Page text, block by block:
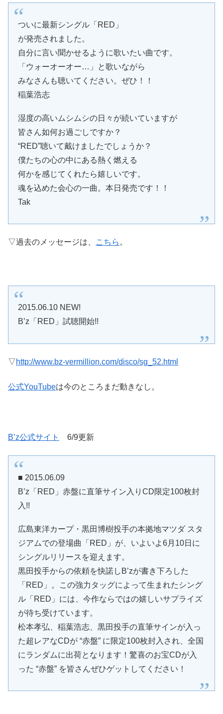
ついに最新シングル「RED」
が発売されました。
自分に言い聞かせるように歌いたい曲です。
「ウォーオーオー…」と歌いながら
みなさんも聴いてください。ぜひ！！
稲葉浩志
湿度の高いムシムシの日々が続いていますが
皆さん如何お過ごしですか？
“RED”聴いて戴けましたでしょうか？
僕たちの心の中にある熱く燃える
何かを感じてくれたら嬉しいです。
魂を込めた会心の一曲。本日発売です！！
Tak
▽過去のメッセージは、 こちら 。
2015.06.10 NEW!
B’z「RED」試聴開始!!
▽http://www.bz-vermillion.com/disco/sg_52.html
公式YouTubeは今のところまだ動きなし。
B’z公式サイト 6/9更新
■ 2015.06.09
B’z「RED」赤盤に直筆サイン入りCD限定100枚封
入!!
広島東洋カープ・黒田博樹投手の本拠地マツダ スタ
ジアムでの登場曲「RED」が、いよいよ6月10日に
シングルリリースを迎えます。
黒田投手からの依頼を快諾しB’zが書き下ろした
「RED」。この強力タッグによって生まれたシング
ル「RED」には、今作ならではの嬉しいサプライズ
が待ち受けています。
松本孝弘、稲葉浩志、黒田投手の直筆サインが入っ
た超レアなCDが “赤盤” に限定100枚封入され、全国
にランダムに出荷となります！驚喜のお宝CDが入
った “赤盤” を皆さんぜひゲットしてください！